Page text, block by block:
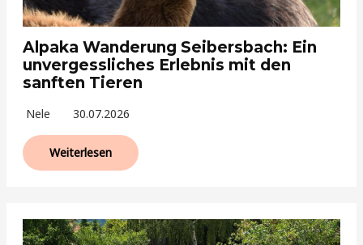
Alpaka Wanderung Seibersbach: Ein
unvergessliches Erlebnis mit den
sanften Tieren
Nele 30.07.2026
Weiterlesen